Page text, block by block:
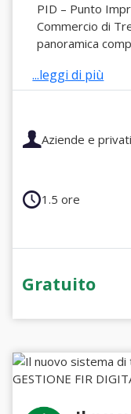
PID – Punto
Commercio di
panoramica
...leggi di più
Aziende e privati
1.5 ore
Gratuito